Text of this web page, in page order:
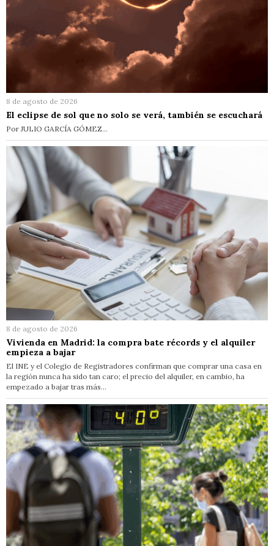
8 de agosto de 2026
El eclipse de sol que no solo se verá, también se escuchará
Por JULIO GARCÍA GÓMEZ…
8 de agosto de 2026
Vivienda en Madrid: la compra bate récords y el alquiler
empieza a bajar
El INE y el Colegio de Registradores confirman que comprar una casa en
la región nunca ha sido tan caro; el precio del alquiler, en cambio, ha
empezado a bajar tras más…